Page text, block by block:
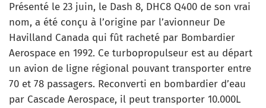
Présenté le 23 juin, le Dash 8, DHC8 Q400 de son vrai
nom, a été conçu à l’origine par l’avionneur De
Havilland Canada qui fût racheté par Bombardier
Aerospace en 1992. Ce turbopropulseur est au départ
un avion de ligne régional pouvant transporter entre
70 et 78 passagers. Reconverti en bombardier d’eau
par Cascade Aerospace, il peut transporter 10.000L